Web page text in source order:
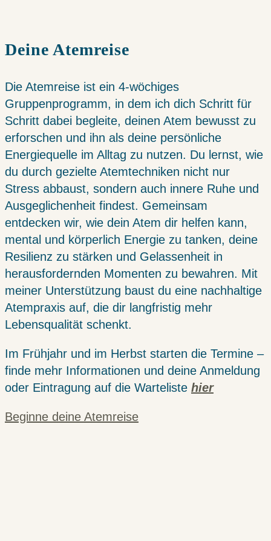
Deine Atemreise
Die Atemreise ist ein 4-wöchiges
Gruppenprogramm, in dem ich dich Schritt für
Schritt dabei begleite, deinen Atem bewusst zu
erforschen und ihn als deine persönliche
Energiequelle im Alltag zu nutzen. Du lernst, wie
du durch gezielte Atemtechniken nicht nur
Stress abbaust, sondern auch innere Ruhe und
Ausgeglichenheit findest. Gemeinsam
entdecken wir, wie dein Atem dir helfen kann,
mental und körperlich Energie zu tanken, deine
Resilienz zu stärken und Gelassenheit in
herausfordernden Momenten zu bewahren. Mit
meiner Unterstützung baust du eine nachhaltige
Atempraxis auf, die dir langfristig mehr
Lebensqualität schenkt.
Im Frühjahr und im Herbst starten die Termine –
finde mehr Informationen und deine Anmeldung
oder Eintragung auf die Warteliste hier
Beginne deine Atemreise